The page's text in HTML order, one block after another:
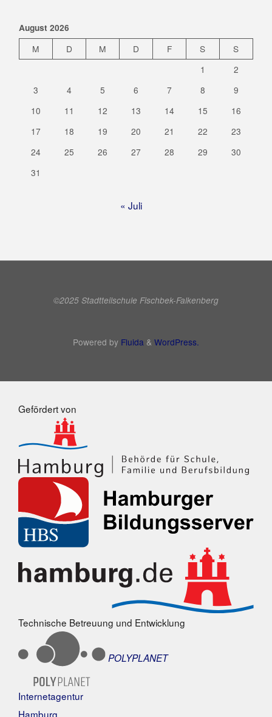
August 2026
M D M D F S
S
1
2
3
4 5 6 7 8
9
10
11 12 13 14 15
16
17
18 19 20 21 22
23
24
25 26 27 28 29
30
31
« Juli
©2025 Stadtteilschule Fischbek-Falkenberg
Powered by Fluida & WordPress.
Gefördert von
Technische Betreuung und Entwicklung
POLYPLANET
Internetagentur
Hamburg